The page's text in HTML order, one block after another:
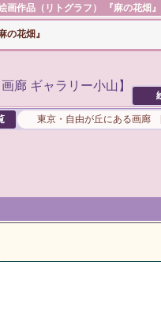
画作品（リトグラフ） 『麻の花畑
の花畑』
東京・自由が丘にある画